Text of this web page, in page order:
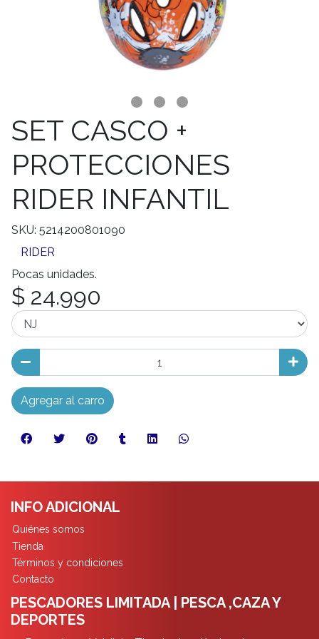
SET CASCO +
PROTECCIONES
RIDER INFANTIL
SKU: 5214200801090
RIDER
Pocas unidades.
$ 24.990
Agregar al carro
INFO ADICIONAL
Quiénes somos
Tienda
Términos y condiciones
Contacto
PESCADORES LIMITADA | PESCA ,CAZA Y
DEPORTES